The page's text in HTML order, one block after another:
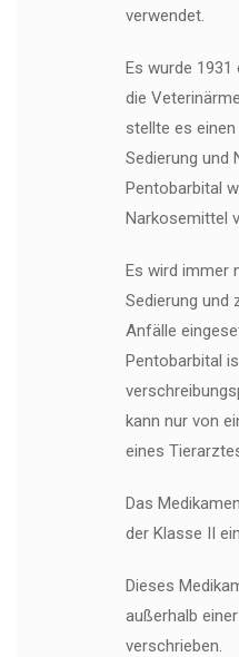
verwendet.
Es wurde
die
stellte es
Sedierung und
Pentobarbital
Narkosemittel
Es wird immer
Sedierung und
Anfälle
Pentobarbital
kann nur von
eines
Das
der Klasse II
Dieses
außerhalb
verschrieben.